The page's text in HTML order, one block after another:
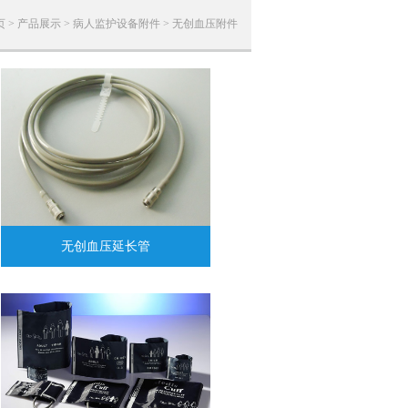
> 产品展示 > 病人监护设备附件 > 无创血压附件
无创血压延长管